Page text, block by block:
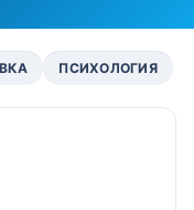
ПСИХОЛОГИЯ